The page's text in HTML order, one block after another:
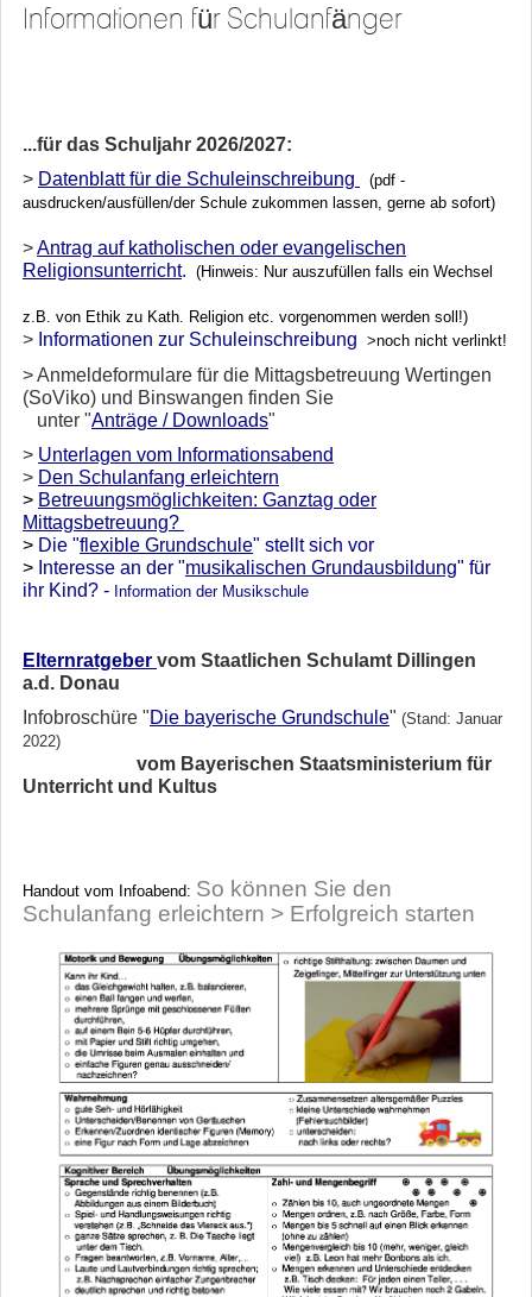
Informationen für Schulanfänger
...für das Schuljahr 2026/2027:
> Datenblatt für die Schuleinschreibung
(pdf -
ausdrucken/ausfüllen/der Schule zukommen lassen, gerne ab sofort)
>Antrag auf katholischen oder evangelischen
Religionsunterricht. (Hinweis: Nur auszufüllen falls ein Wechsel
z.B. von Ethik zu Kath. Religion etc. vorgenommen werden soll!)
> Informationen zur Schuleinschreibung >noch nicht verlinkt!
> Anmeldeformulare für die Mittagsbetreuung Wertingen
(SoViko) und Binswangen finden Sie
unter "Anträge / Downloads"
> Unterlagen vom Informationsabend
> Den Schulanfang erleichtern
> Betreuungsmöglichkeiten: Ganztag oder
Mittagsbetreuung?
> Die "flexible Grundschule" stellt sich vor
> Interesse an der "musikalischen Grundausbildung" für
ihr Kind? - Information der Musikschule
Elternratgeber vom Staatlichen Schulamt Dillingen
a.d. Donau
Infobroschüre "Die bayerische Grundschule" (Stand: Januar
2022)
vom Bayerischen Staatsministerium für
Unterricht und Kultus
Handout vom Infoabend: So können Sie den
Schulanfang erleichtern > Erfolgreich starten